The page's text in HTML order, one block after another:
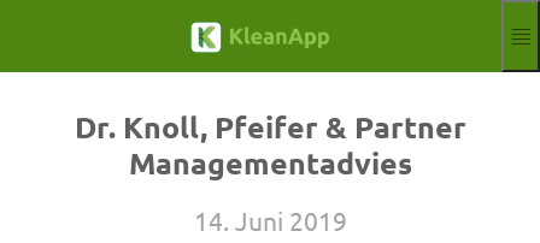
Blog
Hilfe
Webinars
Banen
Dr. Knoll, Pfeifer & Partner
Managementadvies
14. Juni 2019